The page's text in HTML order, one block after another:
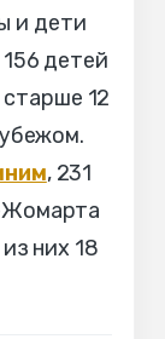
и дети
детей
12
, 231
Жомарта
них 18